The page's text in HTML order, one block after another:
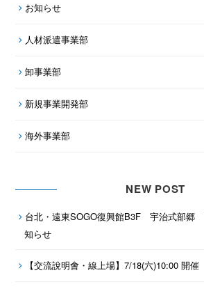
お知らせ
人材派遣事業部
卸事業部
新規事業開発部
海外事業部
NEW POST
台北・遠東SOGO復興館B3F 宇治式部郷
知らせ
【交流說明會・線上場】7/18(六)10:00 開催